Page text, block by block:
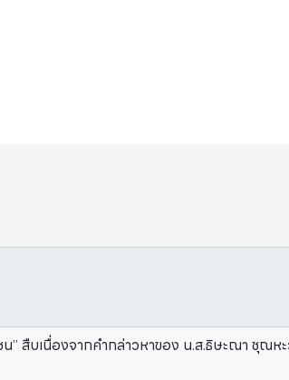
สืบเนื่องจากคำกล่าวหาของ น.ส.ธิษะณา ชุณห